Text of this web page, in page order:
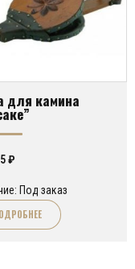
для камина
₽
Под заказ